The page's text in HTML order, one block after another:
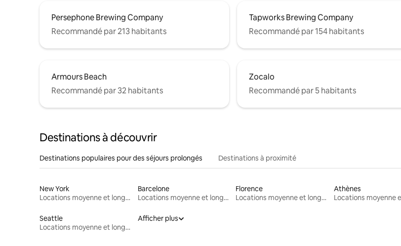
Persephone Brewing Company
Recommandé par 213 habitants
Tapworks Brewing Company
Recommandé par 154 habitants
Armours Beach
Recommandé par 32 habitants
Zocalo
Recommandé par 5 habitants
Destinations à découvrir
Destinations populaires pour des séjours prolongés Destinations à proximité
New York
Locations moyenne et longue durée
Barcelone
Locations moyenne et longue durée
Florence
Locations moyenne et longue durée
Athènes
Seattle
Locations moyenne et longue durée
Afficher plus